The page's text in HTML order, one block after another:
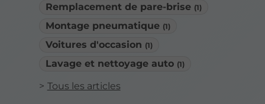
Remplacement de pare-brise (1)
Montage pneumatique (1)
Voitures d'occasion (1)
Lavage et nettoyage auto (1)
Tous les articles